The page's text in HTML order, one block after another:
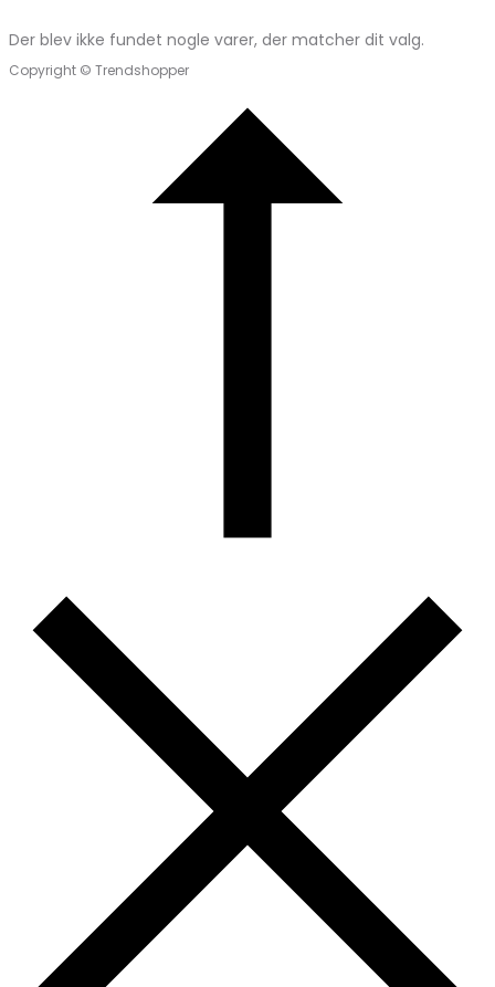
Der blev ikke fundet nogle varer, der matcher dit valg.
Copyright © Trendshopper